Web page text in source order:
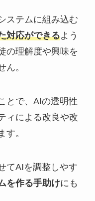
ステムに組み込む
対応ができるよう
の理解度や興味を
ん。
とで、AIの透明性
ィによる改良や改
す。
てAIを調整しやす
を作る手助けにも